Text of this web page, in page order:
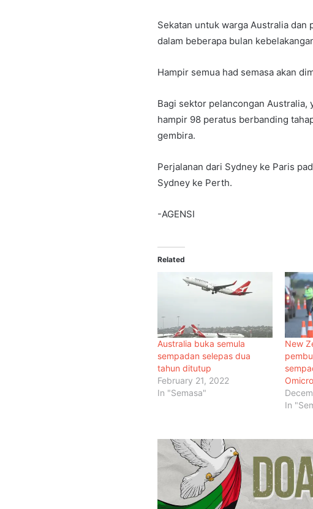
Sekatan untuk warga Australia
dalam beberapa bulan
Hampir semua had semasa akan
Bagi sektor pelancongan
hampir 98 peratus berbanding
gembira.
Perjalanan dari Sydney ke Paris
Sydney ke Perth.
-AGENSI
Related
Australia buka semula
sempadan selepas dua
tahun ditutup
February 21, 2022
In "Semasa"
New
In